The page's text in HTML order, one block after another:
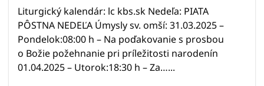
Liturgický kalendár: lc kbs.sk Nedeľa: PIATA
PÔSTNA NEDEĽA Úmysly sv. omší: 31.03.2025 –
Pondelok:08:00 h – Na poďakovanie s prosbou
o Božie požehnanie pri príležitosti narodenín
01.04.2025 – Utorok:18:30 h – Za…...